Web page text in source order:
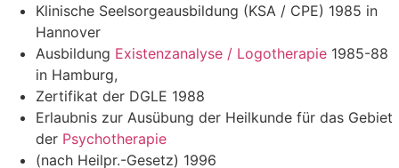
Klinische Seelsorgeausbildung (KSA / CPE) 1985 in
Hannover
Ausbildung Existenzanalyse / Logotherapie 1985-88
in Hamburg,
Zertifikat der DGLE 1988
Erlaubnis zur Ausübung der Heilkunde für das Gebiet
der Psychotherapie
(nach Heilpr.-Gesetz) 1996